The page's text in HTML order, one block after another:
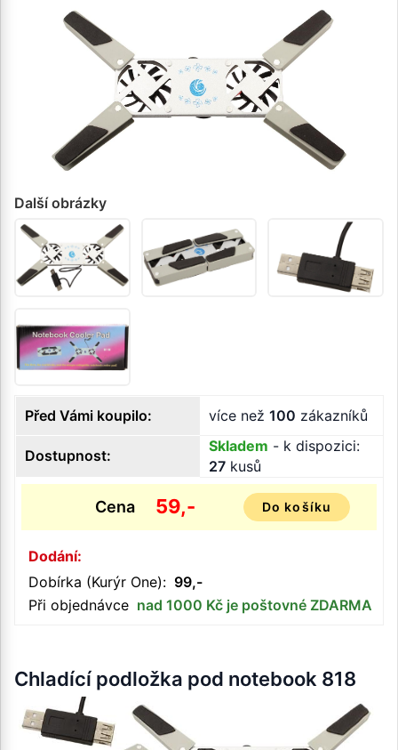
Další obrázky
Před Vámi koupilo: více než 100 zákazníků
Dostupnost:
Skladem - k dispozici:
27 kusů
Cena 59,- Do košíku
Dodání:
Dobírka (Kurýr One): 99,-
Při objednávce nad 1000 Kč je poštovné ZDARMA
Chladící podložka pod notebook 818